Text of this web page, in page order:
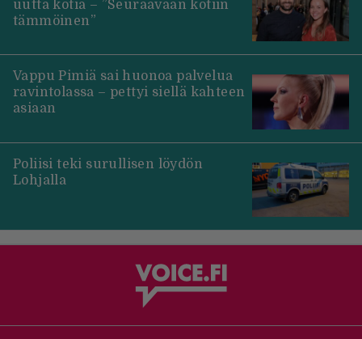
uutta kotia – ”Seuraavaan kotiin
tämmöinen”
Vappu Pimiä sai huonoa palvelua
ravintolassa – pettyi siellä kahteen
asiaan
Poliisi teki surullisen löydön
Lohjalla